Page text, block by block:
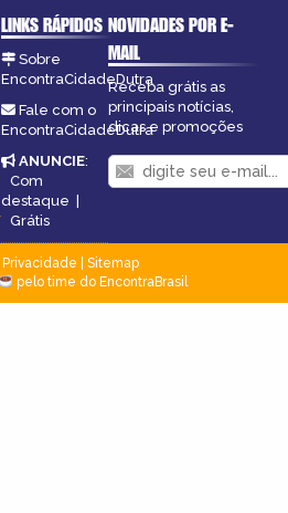
LINKS RÁPIDOS
Sobre
EncontraCidadeDutra
Fale com o
EncontraCidadeDutra
ANUNCIE:
Com
destaque |
Grátis
NOVIDADES POR E-
MAIL
Receba grátis as
principais notícias,
dicas e promoções
Privacidade
Sitemap
pelo time do EncontraBrasil